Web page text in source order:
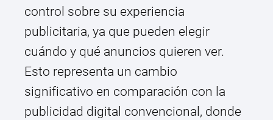
control sobre su experiencia
publicitaria, ya que pueden elegir
cuándo y qué anuncios quieren ver.
Esto representa un cambio
significativo en comparación con la
publicidad digital convencional, donde